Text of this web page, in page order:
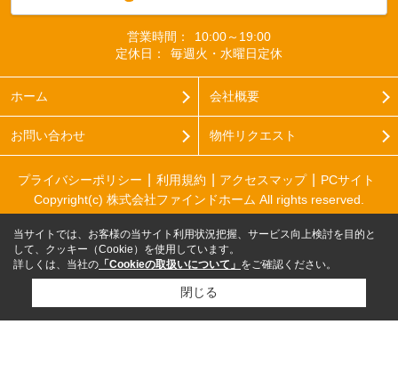
営業時間：
10:00～19:00
定休日：
毎週火・水曜日定休
ホーム 会社概要
お問い合わせ 物件リクエスト
プライバシーポリシー 利用規約 アクセスマップ
PCサイト
Copyright(c) 株式会社ファインドホーム All rights reserved.
当サイトでは、お客様の当サイト利用状況把握、サービス向上検討を目的と
して、クッキー（Cookie）を使用しています。
詳しくは、当社の 「Cookieの取扱いについて」 をご確認ください。
閉じる